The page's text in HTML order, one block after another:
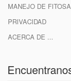
MANEJO DE
PRIVACIDAD
ACERCA DE ...